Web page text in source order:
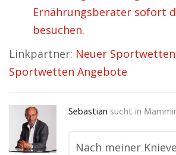
Ernährungsberater sofort
besuchen.
Linkpartner: Neuer
Sportwetten Angebote
Sebastian sucht in
Nach meiner